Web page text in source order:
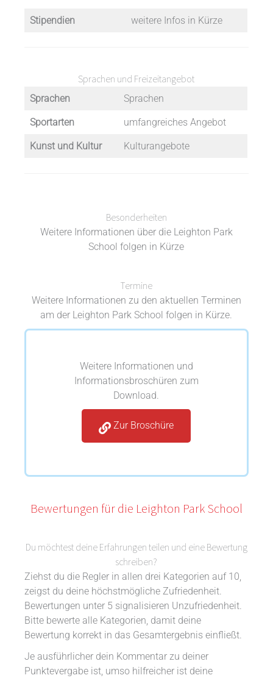
Stipendien weitere Infos in Kürze
Sprachen und Freizeitangebot
Sprachen Sprachen
Sportarten umfangreiches Angebot
Kunst und Kultur Kulturangebote
Besonderheiten
Weitere Informationen über die Leighton Park
School folgen in Kürze
Termine
Weitere Informationen zu den aktuellen Terminen
am der Leighton Park School folgen in Kürze.
Weitere Informationen und
Informationsbroschüren zum
Download.
Zur Broschüre
Bewertungen für die Leighton Park School
Du möchtest deine Erfahrungen teilen und eine Bewertung
schreiben?
Ziehst du die Regler in allen drei Kategorien auf 10,
zeigst du deine höchstmögliche Zufriedenheit.
Bewertungen unter 5 signalisieren Unzufriedenheit.
Bitte bewerte alle Kategorien, damit deine
Bewertung korrekt in das Gesamtergebnis einfließt.
Je ausführlicher dein Kommentar zu deiner
Punktevergabe ist, umso hilfreicher ist deine